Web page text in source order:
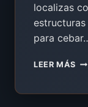
localizas
para
LEER MÁS